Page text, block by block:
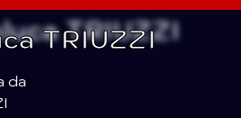
TRIUZZI
da